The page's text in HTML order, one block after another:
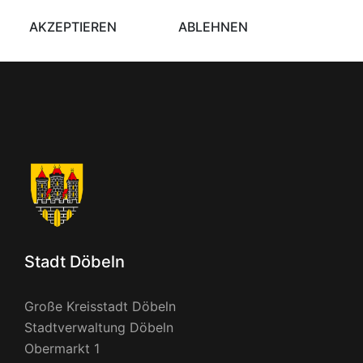
Stadt Döbeln
Große Kreisstadt Döbeln
Stadtverwaltung Döbeln
Obermarkt 1
AKZEPTIEREN ABLEHNEN